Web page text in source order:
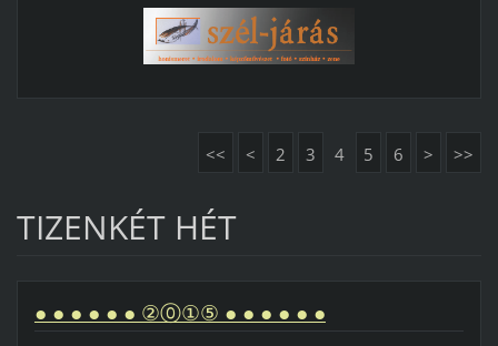
<< < 2 3 4 5 6 > >>
TIZENKÉT HÉT
● ● ● ● ● ● ②⓪①⑤ ● ● ● ● ● ●